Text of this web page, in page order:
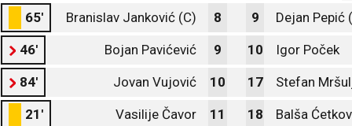
65' Branislav Janković (C) 8 9 Dejan Pepić
46' Bojan Pavićević 9 10 Igor Poček
84' Jovan Vujović 10 17 Stefan
21' Vasilije Čavor 11 18 Balša